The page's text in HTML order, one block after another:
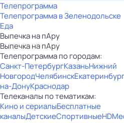
Телепрограмма
Телепрограмма в Зеленодольске
Еда
Выпечка на пАру
Выпечка на пАру
Телепрограмма по городам:
Санкт-ПетербургКазаньНижний
НовгородЧелябинск
на-ДонуКраснодар
Телеканалы по тематикам:
Кино и сериалыБесплатные
каналыДетскиеСпортивныеHD